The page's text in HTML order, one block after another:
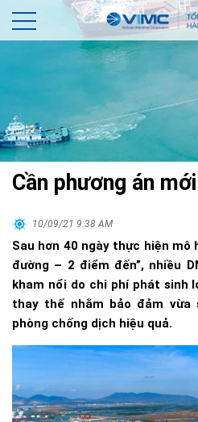
Cần phương án
10/09/21 9:38 AM
Sau hơn 40 ngày thực hiện mô
đường – 2 điểm đến”, nhiều
kham nổi do chi phí phát sinh
thay thế nhằm bảo đảm vừa
phòng chống dịch hiệu quả.